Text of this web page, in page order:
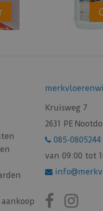
Kruisweg 7
2631 PE
085-0805244
van 09:00 tot